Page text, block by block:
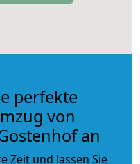
perfekte
von
an
Zeit und lassen Sie